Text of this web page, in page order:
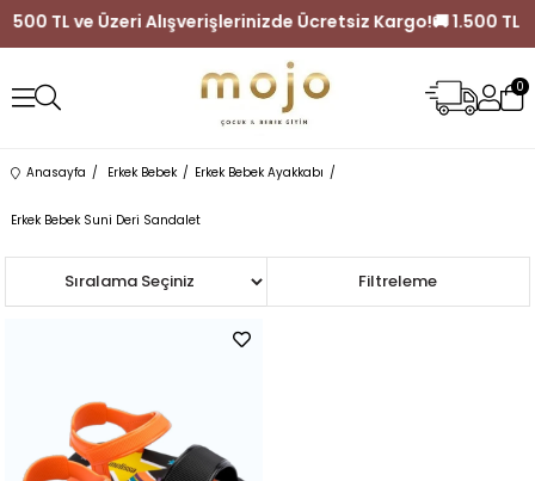
🚚 1.500 TL ve Üzeri Alışverişlerinizde Ücretsiz Kargo!🚚 1.500
0
Anasayfa Erkek Bebek Erkek Bebek Ayakkabı
Erkek Bebek Suni Deri Sandalet
Filtreleme
Sıralama